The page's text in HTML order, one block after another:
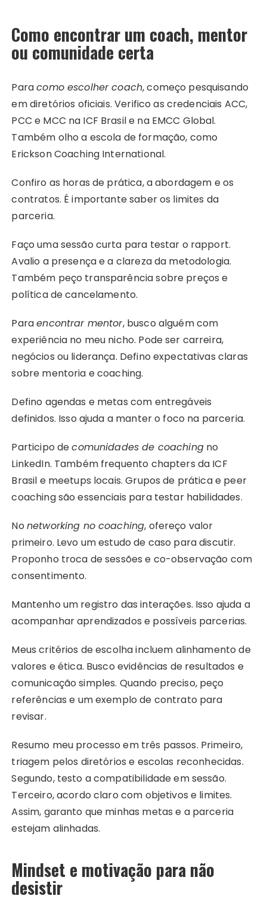
Como encontrar um coach, mentor
ou comunidade certa
Paracomo escolher coach, começo pesquisando
em diretórios oficiais. Verifico as credenciais ACC,
PCC e MCC na ICF Brasil e na EMCC Global.
Também olho a escola de formação, como
Erickson Coaching International.
Confiro as horas de prática, a abordagem e os
contratos. É importante saber os limites da
parceria.
Faço uma sessão curta para testar o rapport.
Avalio a presença e a clareza da metodologia.
Também peço transparência sobre preços e
política de cancelamento.
Paraencontrar mentor, busco alguém com
experiência no meu nicho. Pode ser carreira,
negócios ou liderança. Defino expectativas claras
sobre mentoria e coaching.
Defino agendas e metas com entregáveis
definidos. Isso ajuda a manter o foco na parceria.
Participo decomunidades de coachingno
LinkedIn. Também frequento chapters da ICF
Brasil e meetups locais. Grupos de prática e peer
coaching são essenciais para testar habilidades.
No networking no coaching, ofereço valor
primeiro. Levo um estudo de caso para discutir.
Proponho troca de sessões e co-observação com
consentimento.
Mantenho um registro das interações. Isso ajuda a
acompanhar aprendizados e possíveis parcerias.
Meus critérios de escolha incluem alinhamento de
valores e ética. Busco evidências de resultados e
comunicação simples. Quando preciso, peço
referências e um exemplo de contrato para
revisar.
Resumo meu processo em três passos. Primeiro,
triagem pelos diretórios e escolas reconhecidas.
Segundo, testo a compatibilidade em sessão.
Terceiro, acordo claro com objetivos e limites.
Assim, garanto que minhas metas e a parceria
estejam alinhadas.
Mindset e motivação para não
desistir